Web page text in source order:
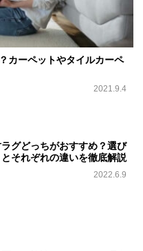
カーペットやタイルカーペ
2021.9.4
グどっちがおすすめ？選び
それぞれの違いを徹底解説
2022.6.9